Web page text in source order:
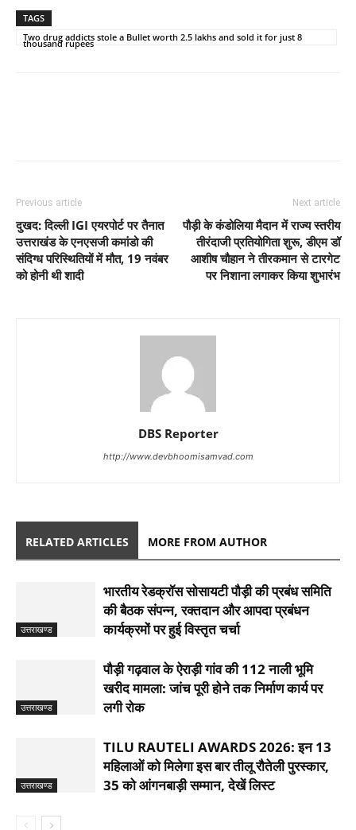
TAGS
Two drug addicts stole a Bullet worth 2.5 lakhs and sold it for just 8
thousand rupees
Previous article
दुखद: दिल्ली IGI एयरपोर्ट पर तैनात
उत्तराखंड के एनएसजी कमांडो की
संदिग्ध परिस्थितियों में मौत, 19 नवंबर
को होनी थी शादी
Next article
पौड़ी के कंडोलिया मैदान में राज्य स्तरीय
तीरंदाजी प्रतियोगिता शुरू, डीएम डॉ
आशीष चौहान ने तीरकमान से टारगेट
पर निशाना लगाकर किया शुभारंभ
DBS Reporter
http://www.devbhoomisamvad.com
RELATED ARTICLES MORE FROM AUTHOR
उत्तराखण्ड
भारतीय रेडक्रॉस सोसायटी पौड़ी की प्रबंध समिति
की बैठक संपन्न, रक्तदान और आपदा प्रबंधन
कार्यक्रमों पर हुई विस्तृत चर्चा
उत्तराखण्ड
पौड़ी गढ़वाल के ऐराड़ी गांव की 112 नाली भूमि
खरीद मामला: जांच पूरी होने तक निर्माण कार्य पर
लगी रोक
उत्तराखण्ड
TILU RAUTELI AWARDS 2026: इन 13
महिलाओं को मिलेगा इस बार तीलू रौतेली पुरस्कार,
35 को आंगनबाड़ी सम्मान, देखें लिस्ट